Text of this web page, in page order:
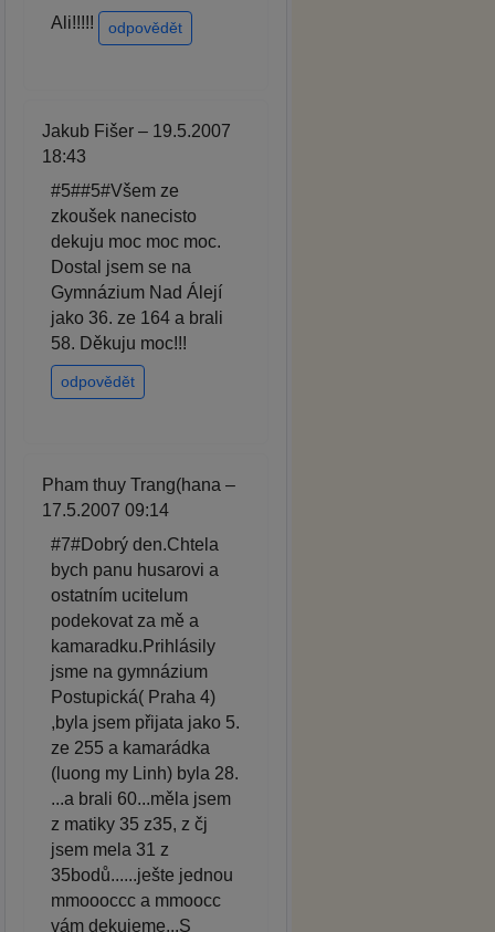
Ali!!!!!
odpovědět
Jakub Fišer – 19.5.2007
18:43
#5##5#Všem ze
zkoušek nanecisto
dekuju moc moc moc.
Dostal jsem se na
Gymnázium Nad Álejí
jako 36. ze 164 a brali
58. Děkuju moc!!!
odpovědět
Pham thuy Trang(hana –
17.5.2007 09:14
#7#Dobrý den.Chtela
bych panu husarovi a
ostatním ucitelum
podekovat za mě a
kamaradku.Prihlásily
jsme na gymnázium
Postupická( Praha 4)
,byla jsem přijata jako 5.
ze 255 a kamarádka
(luong my Linh) byla 28.
...a brali 60...měla jsem
z matiky 35 z35, z čj
jsem mela 31 z
35bodů......ješte jednou
mmoooccc a mmoocc
vám dekujeme...S